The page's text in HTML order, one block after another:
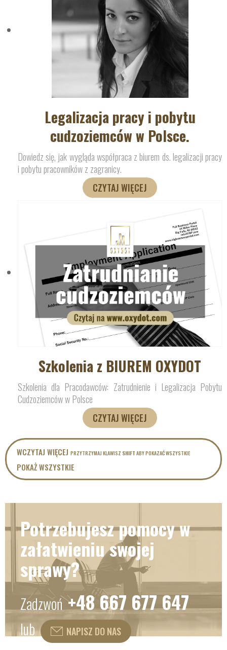
Legalizacja pracy i pobytu
cudzoziemców w Polsce.
Dowiedz się, jak wygląda współpraca z biurem ds. legalizacji pracy
i pobytu pracowników z zagranicy.
CZYTAJ WIĘCEJ
Szkolenia z BIUREM OXYDOT
Szkolenia dla Pracodawców: Zatrudnienie i Legalizacja Pobytu
Cudzoziemców w Polsce
CZYTAJ WIĘCEJ
WCZYTAJ WIĘCEJ PRZYTRZYMAJ KLAWISZ SHIFT ABY POKAZAĆ WSZYSTKIE
POKAŻ WSZYSTKIE
Potrzebujesz pomocy w
załatwieniu swojej
sprawy?
Zadzwoń+48 667 677 647
lub NAPISZ DO NAS